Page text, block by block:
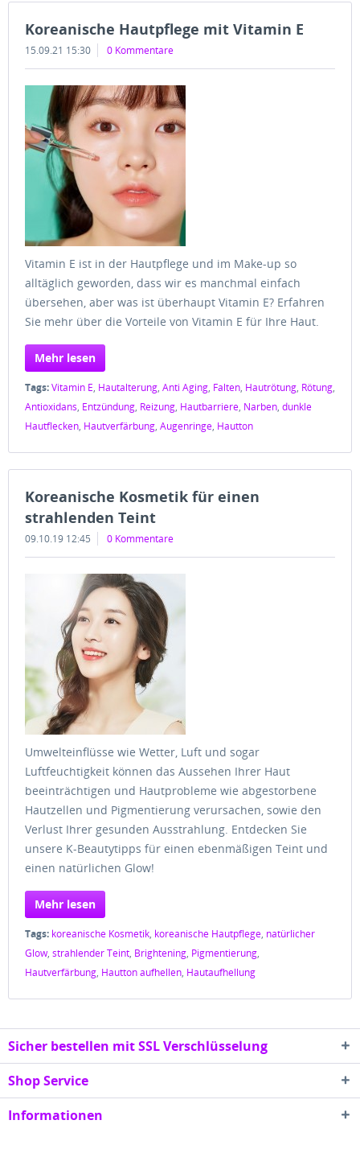
Koreanische Hautpflege mit Vitamin E
15.09.21 15:30 0 Kommentare
Vitamin E ist in der Hautpflege und im Make-up so
alltäglich geworden, dass wir es manchmal einfach
übersehen, aber was ist überhaupt Vitamin E? Erfahren
Sie mehr über die Vorteile von Vitamin E für Ihre Haut.
Mehr lesen
Tags:Vitamin E, Hautalterung, Anti Aging, Falten, Hautrötung, Rötung,
Antioxidans, Entzündung, Reizung, Hautbarriere, Narben, dunkle
Hautflecken, Hautverfärbung, Augenringe, Hautton
Koreanische Kosmetik für einen
strahlenden Teint
09.10.19 12:45 0 Kommentare
Umwelteinflüsse wie Wetter, Luft und sogar
Luftfeuchtigkeit können das Aussehen Ihrer Haut
beeinträchtigen und Hautprobleme wie abgestorbene
Hautzellen und Pigmentierung verursachen, sowie den
Verlust Ihrer gesunden Ausstrahlung. Entdecken Sie
unsere K-Beautytipps für einen ebenmäßigen Teint und
einen natürlichen Glow!
Mehr lesen
Tags: koreanische Kosmetik, koreanische Hautpflege, natürlicher
Glow, strahlender Teint, Brightening, Pigmentierung,
Hautverfärbung, Hautton aufhellen, Hautaufhellung
Sicher bestellen mit SSL Verschlüsselung
Shop Service
Informationen